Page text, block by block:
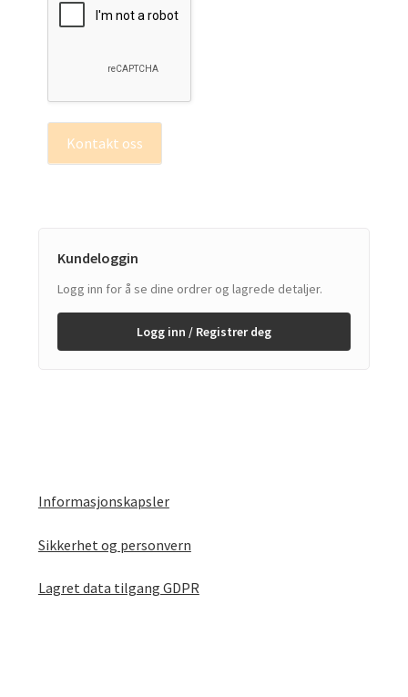
Kontakt oss
Kundeloggin
Logg inn for å se dine ordrer og lagrede detaljer.
Logg inn / Registrer deg
Informasjonskapsler
Sikkerhet og personvern
Lagret data tilgang GDPR